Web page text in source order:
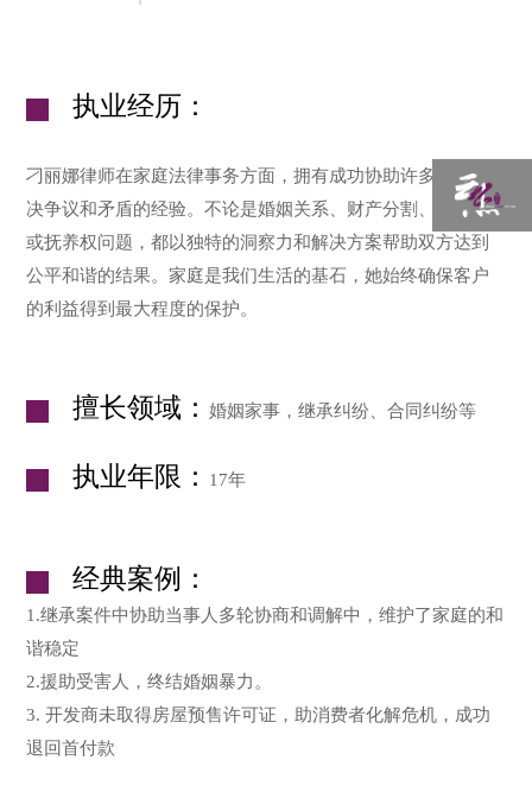
执业经历：
刁丽娜律师在家庭法律事务方面，拥有成功协助许多家庭解
决争议和矛盾的经验。不论是婚姻关系、财产分割、监护权
或抚养权问题，都以独特的洞察力和解决方案帮助双方达到
公平和谐的结果。家庭是我们生活的基石，她始终确保客户
的利益得到最大程度的保护。
擅长领域： 婚姻家事，继承纠纷、合同纠纷等
执业年限： 17年
经典案例：
1.继承案件中协助当事人多轮协商和调解中，维护了家庭的和
谐稳定
2.援助受害人，终结婚姻暴力。
3. 开发商未取得房屋预售许可证，助消费者化解危机，成功
退回首付款